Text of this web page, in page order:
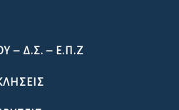
– Δ.Σ. – Ε.Π.Ζ